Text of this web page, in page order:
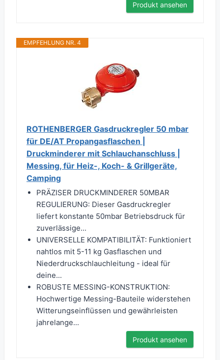
Produkt ansehen
EMPFEHLUNG NR. 4
ROTHENBERGER Gasdruckregler 50 mbar
für DE/AT Propangasflaschen |
Druckminderer mit Schlauchanschluss |
Messing, für Heiz-, Koch- & Grillgeräte,
Camping
PRÄZISER DRUCKMINDERER 50MBAR
REGULIERUNG: Dieser Gasdruckregler
liefert konstante 50mbar Betriebsdruck für
zuverlässige...
UNIVERSELLE KOMPATIBILITÄT: Funktioniert
nahtlos mit 5-11 kg Gasflaschen und
Niederdruckschlauchleitung - ideal für
deine...
ROBUSTE MESSING-KONSTRUKTION:
Hochwertige Messing-Bauteile widerstehen
Witterungseinflüssen und gewährleisten
jahrelange...
Produkt ansehen